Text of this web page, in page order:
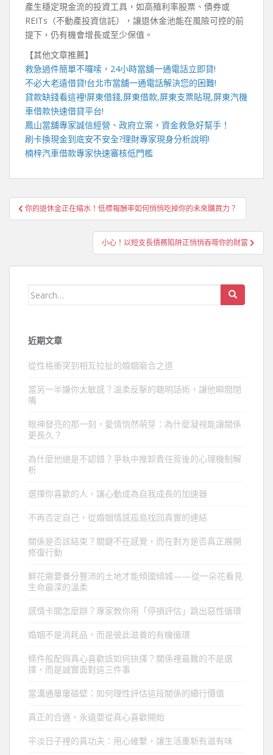
產生穩定現金流的投資工具，如高殖利率股票、債券或
REITs（不動產投資信託），讓退休金池能在風險可控的前
提下，仍有機會增長或至少保值。
【其他文章推薦】
救急過件簡單不囉嗦， 24小時當舖一通電話立即貸!
不必大老遠借貸!台北市當舖一通電話解決您的困難!
貸款缺錢看這裡!屏東借錢,屏東借款,屏東支票貼現,屏東汽機
車借款快速借貸平台!
鳳山當舖專家誠信經營、政府立案，資金救急好幫手！
刷卡換現金到底安不安全?理財專家現身分析說明!
楠梓汽車借款專家快速審核低門檻
文
章
你的退休金正在縮水！低標報酬率如何悄悄吃掉你的未來購買力？
小心！以短支長債務陷阱正悄悄吞噬你的財富
Search
近期文章
從性格衝突到相互拉扯的婚姻磨合之道
當另一半嫌你太敏感？溫柔反擊的聰明話術，讓他瞬間閉
嘴
眼神發亮的那一刻，愛情悄然萌芽：為什麼凝視能讓關係
更長久？
為什麼他總是不認錯？爭執中推卸責任背後的心理機制解
析
選擇你喜歡的人，讓心動成為自我成長的加速器
不再否定自己，從婚姻情感孤島找回真實的連結
關係是否該結束？關鍵不在感覺，而在對方是否真正展開
修復行動
鮮花需要養分豐沛的土地才能傾國傾城——從一朵花看見
生命最深的溫柔
感情卡關怎麼辦？專家教你用「停損評估」跳出惡性循環
婚姻不是消耗品，而是彼此滋養的有機循環
條件般配與真心喜歡該如何抉擇？關係裡最難的不是選
擇，而是誠實面對這三件事
當溝通屢屢碰壁：如何理性評估這段關係的續行價值
真正的合適，永遠要從真心喜歡開始
平淡日子裡的真功夫：用心維繫，讓生活重新有滋有味